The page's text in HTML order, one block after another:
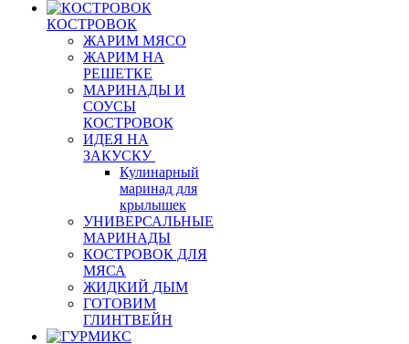
КОСТРОВОК
ЖАРИМ МЯСО
ЖАРИМ НА
РЕШЕТКЕ
МАРИНАДЫ И
СОУСЫ
КОСТРОВОК
ИДЕЯ НА
ЗАКУСКУ
Кулинарный
маринад для
крылышек
УНИВЕРСАЛЬНЫЕ
МАРИНАДЫ
КОСТРОВОК ДЛЯ
МЯСА
ЖИДКИЙ ДЫМ
ГОТОВИМ
ГЛИНТВЕЙН